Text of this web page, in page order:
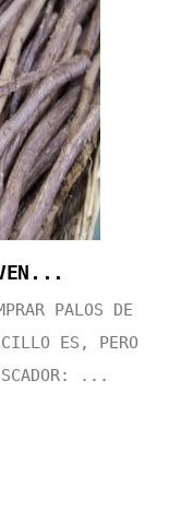
PALOS DE
ES, PERO
...